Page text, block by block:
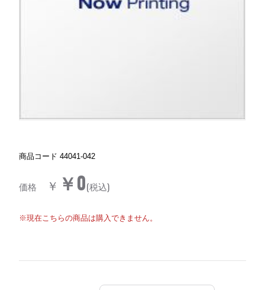
商品コード 44041-042
価格 ￥ ￥0(税込)
※現在こちらの商品は購入できません。